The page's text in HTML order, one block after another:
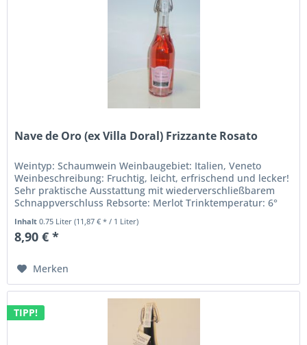
Nave de Oro (ex Villa Doral) Frizzante Rosato
Weintyp: Schaumwein Weinbaugebiet: Italien, Veneto
Weinbeschreibung: Fruchtig, leicht, erfrischend und lecker!
Sehr praktische Ausstattung mit wiederverschließbarem
Schnappverschluss Rebsorte: Merlot Trinktemperatur: 6°
Inhalt0.75 Liter(11,87 € * / 1 Liter)
8,90 € *
Merken
TIPP!